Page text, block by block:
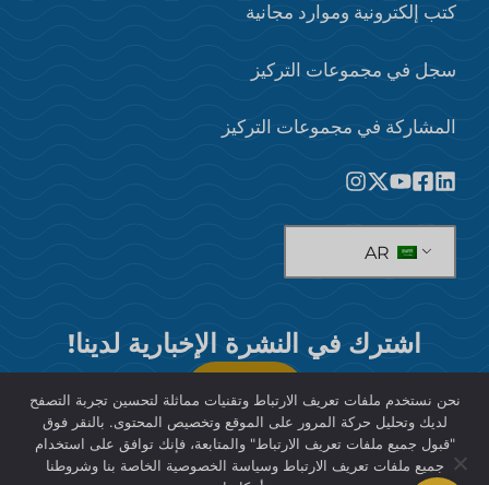
كتب إلكترونية وموارد مجانية
سجل في مجموعات التركيز
المشاركة في مجموعات التركيز
اشترك في النشرة الإخبارية لدينا!
يشترك
نحن نستخدم ملفات تعريف الارتباط وتقنيات مماثلة لتحسين تجربة التصفح
لديك وتحليل حركة المرور على الموقع وتخصيص المحتوى. بالنقر فوق
"قبول جميع ملفات تعريف الارتباط" والمتابعة، فإنك توافق على استخدام
جميع ملفات تعريف الارتباط وسياسة الخصوصية الخاصة بنا وشروطنا